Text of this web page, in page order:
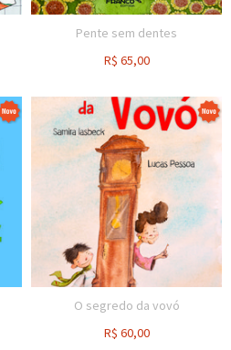
Pente sem dentes
R$ 65,00
O segredo da vovó
R$ 60,00